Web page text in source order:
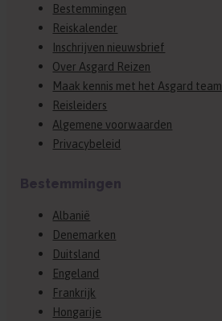
Bestemmingen
Reiskalender
Inschrijven nieuwsbrief
Over Asgard Reizen
Maak kennis met het Asgard team
Reisleiders
Algemene voorwaarden
Privacybeleid
Bestemmingen
Albanië
Denemarken
Duitsland
Engeland
Frankrijk
Hongarije